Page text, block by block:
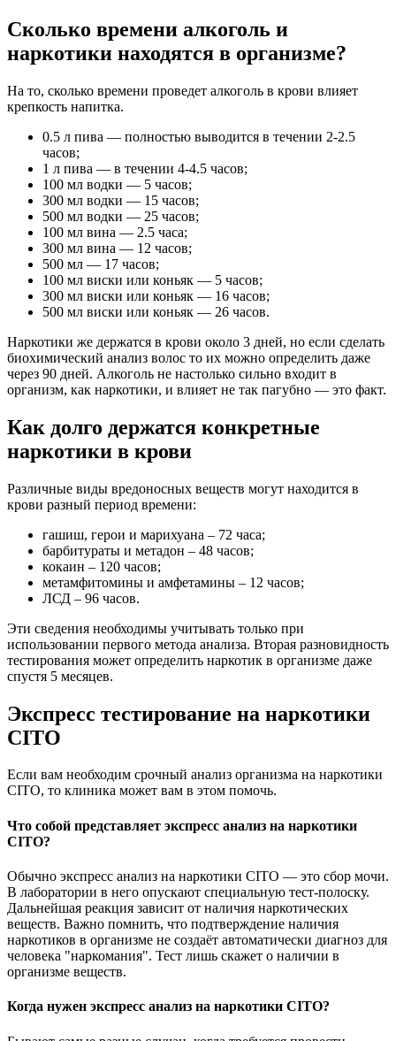
Сколько времени алкоголь и
наркотики находятся в организме?
На то, сколько времени проведет алкоголь в крови влияет
крепкость напитка.
0.5 л пива — полностью выводится в течении 2-2.5
часов;
1 л пива — в течении 4-4.5 часов;
100 мл водки — 5 часов;
300 мл водки — 15 часов;
500 мл водки — 25 часов;
100 мл вина — 2.5 часа;
300 мл вина — 12 часов;
500 мл — 17 часов;
100 мл виски или коньяк — 5 часов;
300 мл виски или коньяк — 16 часов;
500 мл виски или коньяк — 26 часов.
Наркотики же держатся в крови около 3 дней, но если сделать
биохимический анализ волос то их можно определить даже
через 90 дней. Алкоголь не настолько сильно входит в
организм, как наркотики, и влияет не так пагубно — это факт.
Как долго держатся конкретные
наркотики в крови
Различные виды вредоносных веществ могут находится в
крови разный период времени:
гашиш, герои и марихуана – 72 часа;
барбитураты и метадон – 48 часов;
кокаин – 120 часов;
метамфитомины и амфетамины – 12 часов;
ЛСД – 96 часов.
Эти сведения необходимы учитывать только при
использовании первого метода анализа. Вторая разновидность
тестирования может определить наркотик в организме даже
спустя 5 месяцев.
Экспресс тестирование на наркотики
CITO
Если вам необходим срочный анализ организма на наркотики
CITO, то клиника может вам в этом помочь.
Что собой представляет экспресс анализ на наркотики
CITO?
Обычно экспресс анализ на наркотики CITO — это сбор мочи.
В лаборатории в него опускают специальную тест-полоску.
Дальнейшая реакция зависит от наличия наркотических
веществ. Важно помнить, что подтверждение наличия
наркотиков в организме не создаёт автоматически диагноз для
человека "наркомания". Тест лишь скажет о наличии в
организме веществ.
Когда нужен экспресс анализ на наркотики CITO?